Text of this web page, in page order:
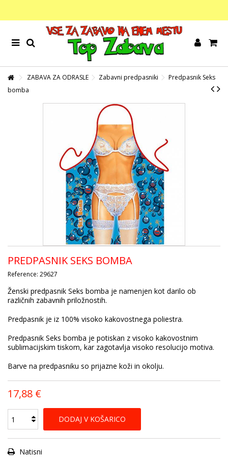
ZABAVA ZA ODRASLE Zabavni predpasniki
Predpasnik Seks
bomba
PREDPASNIK SEKS BOMBA
Reference: 29627
Ženski predpasnik Seks bomba je namenjen kot darilo ob
različnih zabavnih priložnostih.
Predpasnik je iz 100% visoko kakovostnega poliestra.
Predpasnik Seks bomba je potiskan z visoko kakovostnim
sublimacijskim tiskom, kar zagotavlja visoko resolucijo motiva.
Barve na predpasniku so prijazne koži in okolju.
17,88 €
DODAJ V KOŠARICO
Natisni